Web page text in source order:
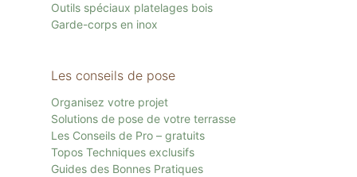
Outils spéciaux platelages bois
Garde-corps en inox
Les conseils de pose
Organisez votre projet
Solutions de pose de votre terrasse
Les Conseils de Pro – gratuits
Topos Techniques exclusifs
Guides des Bonnes Pratiques